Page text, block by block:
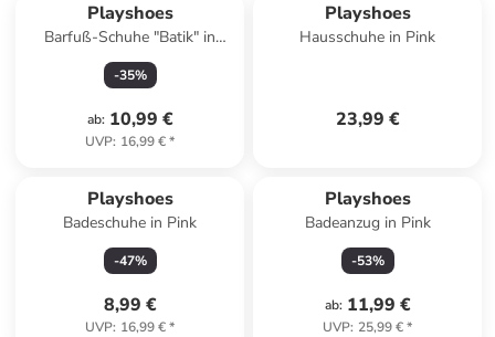
Playshoes
Barfuß-Schuhe "Batik" in
Blau/ Rosa
-35%
ab: 10,99 €
UVP: 16,99 €*
Playshoes
Hausschuhe in Pink
23,99 €
Playshoes
Badeschuhe in Pink
-47%
8,99 €
UVP: 16,99 €*
Playshoes
Badeanzug in Pink
-53%
ab: 11,99 €
UVP: 25,99 €*